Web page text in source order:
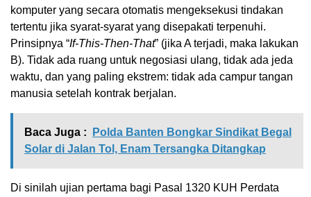
komputer yang secara otomatis mengeksekusi tindakan
tertentu jika syarat-syaratyang disepakati terpenuhi.
Prinsipnya “If-This-Then-That” (jika Aterjadi, maka lakukan
B). Tidak ada ruang untuk negosiasi ulang, tidak ada jeda
waktu, dan yang paling ekstrem: tidak ada campur tangan
manusia setelah kontrak berjalan.
Baca Juga :
Polda Banten Bongkar Sindikat Begal
Solar di Jalan Tol, Enam Tersangka Ditangkap
Di sinilah ujian pertama bagi Pasal 1320 KUH Perdata